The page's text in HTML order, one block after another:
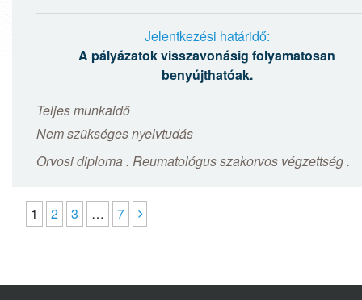
Jelentkezési határidő:
A pályázatok visszavonásig folyamatosan
benyújthatóak.
Teljes munkaidő
Nem szükséges nyelvtudás
Orvosi diploma . Reumatológus szakorvos végzettség .
1 2 3 … 7